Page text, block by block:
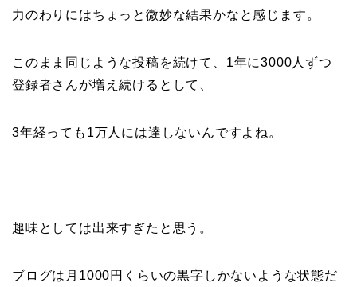
力のわりにはちょっと微妙な結果かなと感じます。
このまま同じような投稿を続けて、1年に3000人ずつ
登録者さんが増え続けるとして、
3年経っても1万人には達しないんですよね。
趣味としては出来すぎたと思う。
ブログは月1000円くらいの黒字しかないような状態だ